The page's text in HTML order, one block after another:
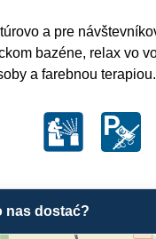
a pre
bazéne, relax vo
a farebnou
nas dostać?